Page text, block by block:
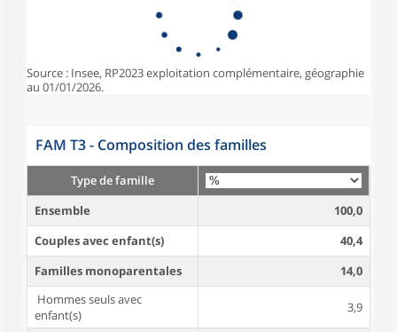
Source : Insee, RP2023 exploitation complémentaire, géographie
au 01/01/2026.
FAM T3 - Composition des familles
Type de famille
Ensemble
100,0
Couples avec enfant(s)
40,4
Familles monoparentales
14,0
Hommes seuls avec
enfant(s)
3,9